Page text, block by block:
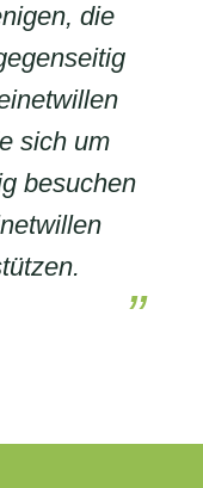
die
sich um
besuchen